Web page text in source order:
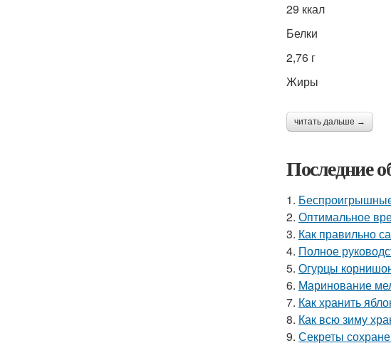
29 ккал
Белки
2,76 г
Жиры
читать дальше →
Последние
1.
2. Оптимальное
3. Как правильно
4. Полное
5. Огурцы
6. Маринование
7. Как хранить
8. Как всю зиму
9. Секреты